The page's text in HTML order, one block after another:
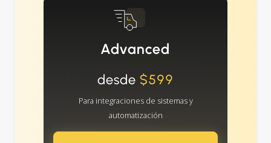
Advanced
desde $599
Para integraciones de sistemas y
automatización